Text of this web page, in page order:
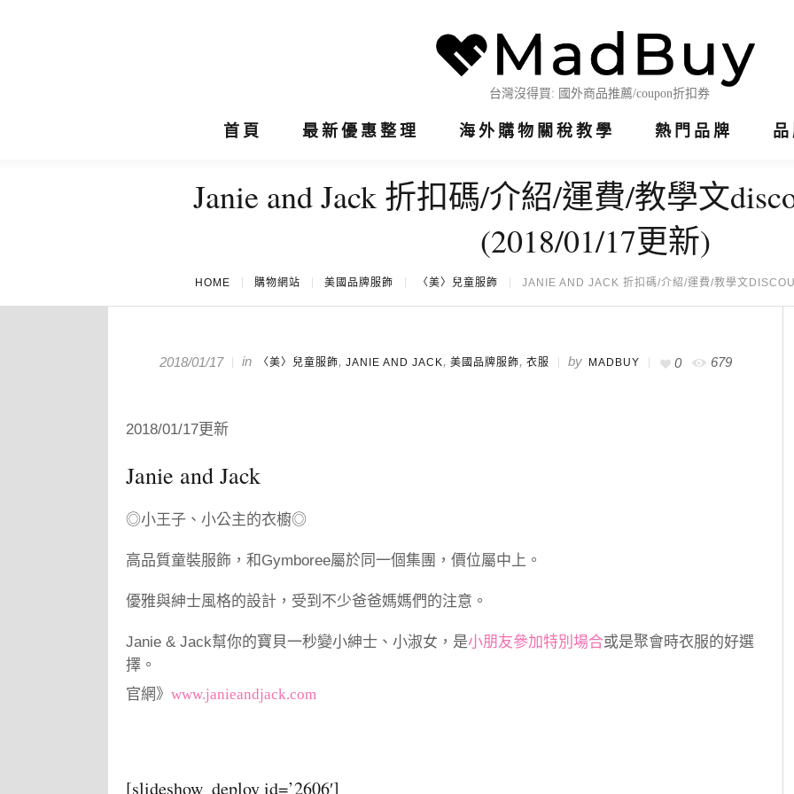
首頁 最新優惠整理 海外購物關稅教學 熱門品牌
Janie and Jack 折扣碼/介紹/運費/教學文
(2018/01/17更新)
HOME 購物網站 美國品牌服飾 〈美〉兒童服飾 JANIE AND JACK 折扣碼/介紹/運費/教學文
2018/01/17 in 〈美〉兒童服飾, JANIE AND JACK, 美國品牌服飾, 衣服 by MADBUY 0 679
2018/01/17更新
Janie and Jack
◎小王子、小公主的衣櫥◎
高品質童裝服飾，和Gymboree屬於同一個集團，價位屬中上。
優雅與紳士風格的設計，受到不少爸爸媽媽們的注意。
Janie & Jack幫你的寶貝一秒變小紳士、小淑女，是小朋友參加特別場合或是聚會時衣服的好選
擇。
官網》 www.janieandjack.com
[slideshow_deploy id=’2606′]